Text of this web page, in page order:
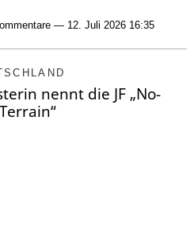
— 12. Juli 2026 16:35
nennt die JF „No-